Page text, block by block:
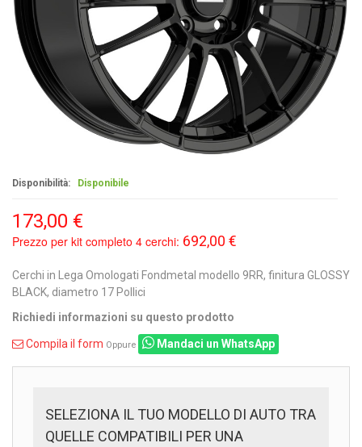
Disponibilità: Disponibile
173,00 €
Prezzo per kit completo 4 cerchi: 692,00 €
Cerchi in Lega Omologati Fondmetal modello 9RR, finitura GLOSSY
BLACK, diametro 17 Pollici
Richiedi informazioni su questo prodotto
Compila il form Oppure Mandaci un WhatsApp
SELEZIONA IL TUO MODELLO DI AUTO TRA
QUELLE COMPATIBILI PER UNA